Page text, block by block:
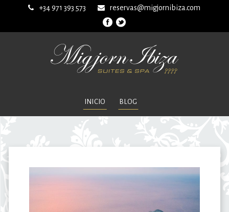
+34 971 393 573 reservas@migjornibiza.com
INICIO BLOG